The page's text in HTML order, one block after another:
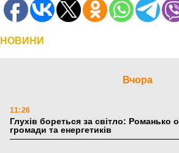
НОВИНИ
Вчора
11:26
Глухів бореться за світло: Романько
громади та енергетиків